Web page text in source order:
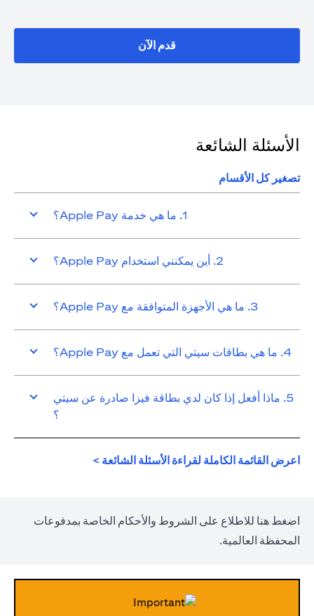
قدم الآن
الأسئلة الشائعة
تصغير كل الأقسام
1. ما هي خدمة Apple Pay؟
2. أين يمكنني استخدام Apple Pay؟
3. ما هي الأجهزة المتوافقة مع Apple Pay؟
4. ما هي بطاقات سيتي التي تعمل مع Apple Pay؟
5. ماذا أفعل إذا كان لدي بطاقة فيزا صادرة عن سيتي
؟
اعرض القائمة الكاملة لقراءة الأسئلة الشائعة >
اضغط هنا opens in a new tab
للاطلاع على الشروط والأحكام الخاصة بمدفوعات
المحفظة العالمية.